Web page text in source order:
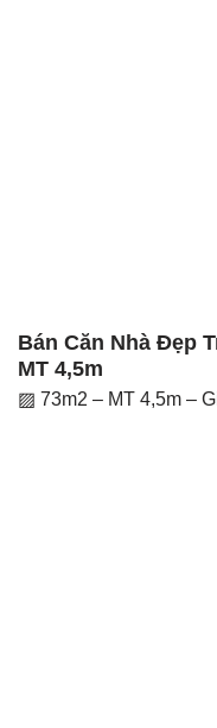
Bán Căn Nhà Đẹp
MT 4,5m
▨ 73m2 – MT 4,5m –